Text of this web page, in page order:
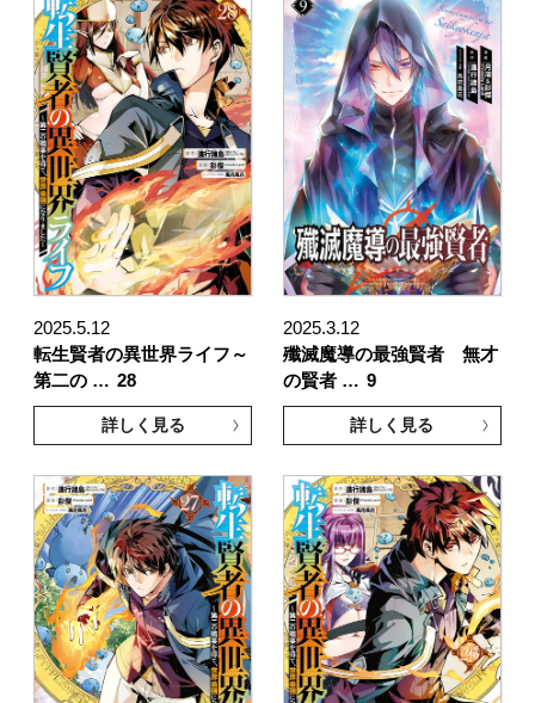
2025.5.12
転生賢者の異世界ライフ～
第二の … 28
詳しく見る
2025.3.12
殲滅魔導の最強賢者 無才
の賢者 … 9
詳しく見る